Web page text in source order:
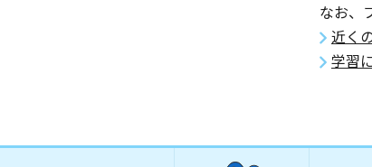
小江原ニュ
水 木
3歳～高校生
なお、
近く
学習